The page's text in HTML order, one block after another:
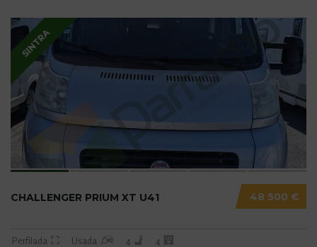
SINTRA
48 500 €
CHALLENGER PRIUM XT U41
Perfilada Usada 4 4